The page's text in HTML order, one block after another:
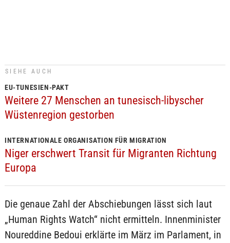
SIEHE AUCH
EU-TUNESIEN-PAKT
Weitere 27 Menschen an tunesisch-libyscher
Wüstenregion gestorben
INTERNATIONALE ORGANISATION FÜR MIGRATION
Niger erschwert Transit für Migranten Richtung
Europa
Die genaue Zahl der Abschiebungen lässt sich laut
„Human Rights Watch“ nicht ermitteln. Innenminister
Noureddine Bedoui erklärte im März im Parlament, in